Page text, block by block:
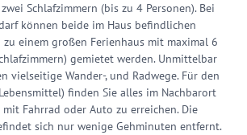
Schlafzimmern (bis zu 4 Personen). Bei
können beide im Haus befindlichen
einem großen Ferienhaus mit maximal 6
gemietet werden. Unmittelbar
vielseitige Wander-, und Radwege. Für den
finden Sie alles im Nachbarort
Fahrrad oder Auto zu erreichen. Die
sich nur wenige Gehminuten entfernt.